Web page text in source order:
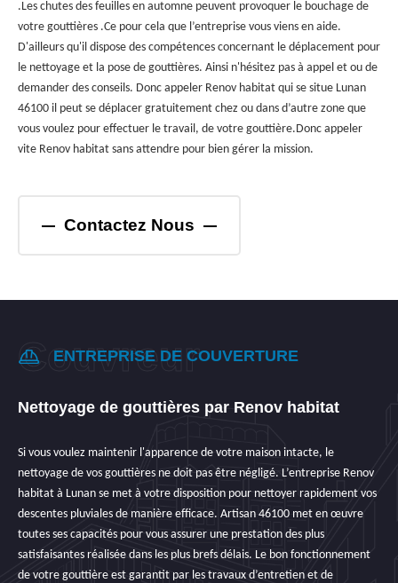
.Les chutes des feuilles en automne peuvent provoquer le bouchage de
votre gouttières .Ce pour cela que l’entreprise vous viens en aide.
D'ailleurs qu'il dispose des compétences concernant le déplacement pour
le nettoyage et la pose de gouttières. Ainsi n'hésitez pas à appel et ou de
demander des conseils. Donc appeler Renov habitat qui se situe Lunan
46100 il peut se déplacer gratuitement chez ou dans d’autre zone que
vous voulez pour effectuer le travail, de votre gouttière.Donc appeler
vite Renov habitat sans attendre pour bien gérer la mission.
Contactez Nous
ENTREPRISE DE COUVERTURE
Nettoyage de gouttières par Renov habitat
Si vous voulez maintenir l'apparence de votre maison intacte, le
nettoyage de vos gouttières ne doit pas être négligé. L’entreprise Renov
habitat à Lunan se met à votre disposition pour nettoyer rapidement vos
descentes pluviales de manière efficace. Artisan 46100 met en œuvre
toutes ses capacités pour vous assurer une prestation des plus
satisfaisantes réalisée dans les plus brefs délais. Le bon fonctionnement
de votre gouttière est garantit par les travaux d’entretien et de